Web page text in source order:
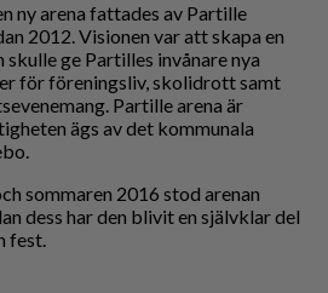
ny arena fattades av Partille
2012. Visionen var att skapa en
ge Partilles invånare nya
för föreningsliv, skolidrott samt
Partille arena är
ägs av det kommunala
sommaren 2016 stod arenan
dess har den blivit en självklar del
fest.